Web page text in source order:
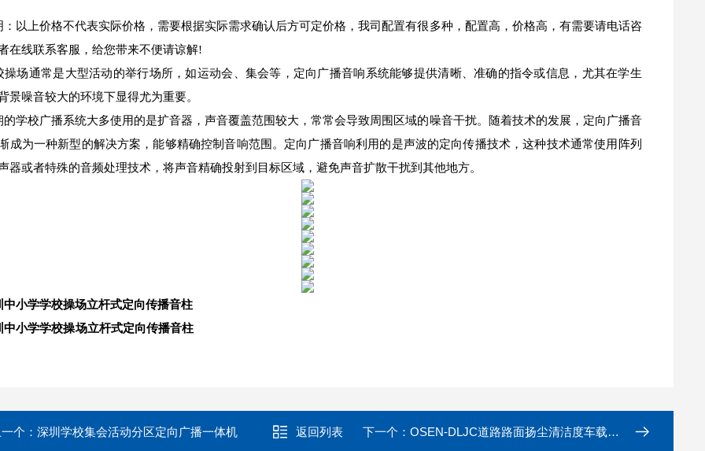
以上价格不代表实际价格，需要根据实际需求确认后方可定价格，我司配置有很多种，配置高，价格高，有需要请电话咨
在线联系客服，给您带来不便请谅解!
场通常是大型活动的举行场所，如运动会、集会等，定向广播音响系统能够提供清晰、准确的指令或信息，尤其在学生
景噪音较大的环境下显得尤为重要。
学校广播系统大多使用的是扩音器，声音覆盖范围较大，常常会导致周围区域的噪音干扰。随着技术的发展，定向广播音
成为一种新型的解决方案，能够精确控制音响范围。定向广播音响利用的是声波的定向传播技术，这种技术通常使用阵列
器或者特殊的音频处理技术，将声音精确投射到目标区域，避免声音扩散干扰到其他地方。
中小学学校操场立杆式定向传播音柱
中小学学校操场立杆式定向传播音柱
个：深圳学校集会活动分区定向广播一体机 返回列表 下一个： OSEN-DLJC道路路面扬尘清洁度车载负荷环境监测系统